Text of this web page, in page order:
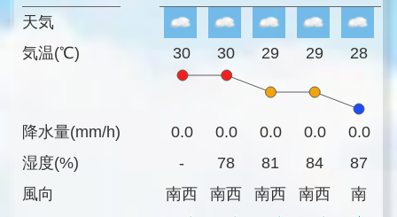
天気
気温(℃)
降水量(mm/h)
湿度(%)
風向
30 30 29 29 28
0.0 0.0 0.0 0.0
0.0
-
78 81 84
87
南西
南西 南西 南西 南